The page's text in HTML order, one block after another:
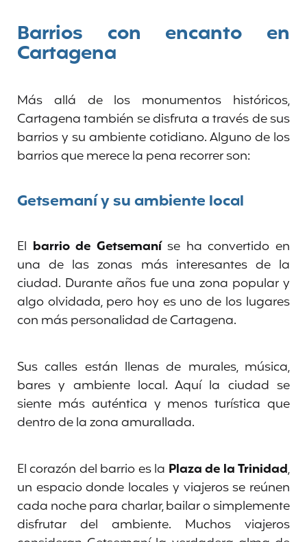
Barrios con encanto en
Cartagena
Más allá de los monumentos históricos,
Cartagena también se disfruta a través de sus
barrios y su ambiente cotidiano. Alguno de los
barrios que merece la pena recorrer son:
Getsemaní y su ambiente local
El barrio de Getsemaníse ha convertido en
una de las zonas más interesantes de la
ciudad. Durante años fue una zona popular y
algo olvidada, pero hoy es uno de los lugares
con más personalidad de Cartagena.
Sus calles están llenas de murales, música,
bares y ambiente local. Aquí la ciudad se
siente más auténtica y menos turística que
dentro de la zona amurallada.
El corazón del barrio es la Plaza de la Trinidad,
un espacio donde locales y viajeros se reúnen
cada noche para charlar, bailar o simplemente
disfrutar del ambiente. Muchos viajeros